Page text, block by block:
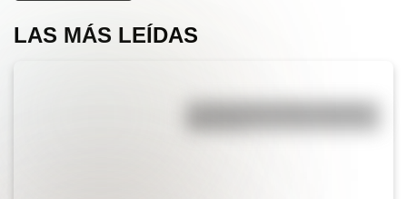
LAS MÁS LEÍDAS